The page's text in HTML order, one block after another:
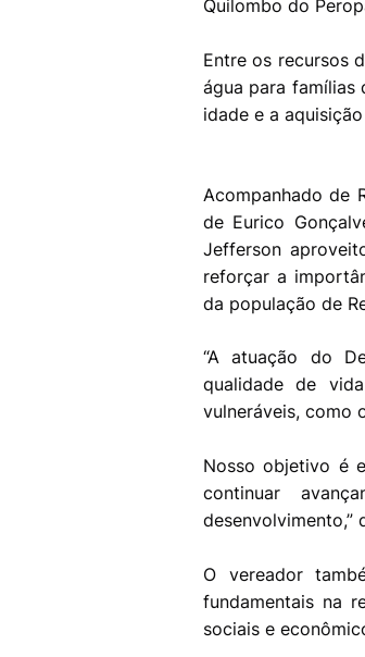
Quilombo do
Entre os recursos
água para famílias
idade e a
Acompanhado de
de Eurico
Jefferson
reforçar a
da população de
“A atuação do
qualidade de
vulneráveis, como
Nosso objetivo é
continuar
desenvolvimento,”
O vereador
fundamentais na
sociais e